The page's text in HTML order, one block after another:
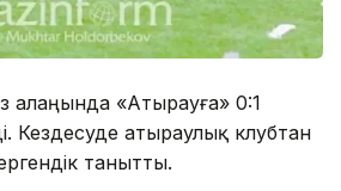
алаңында «Атырауға» 0:1
Кездесуде атыраулық клубтан
танытты.